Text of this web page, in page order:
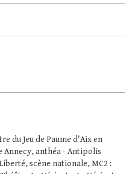
du Jeu de Paume d'Aix en
Annecy, anthéa - Antipolis
scène nationale, MC2 :